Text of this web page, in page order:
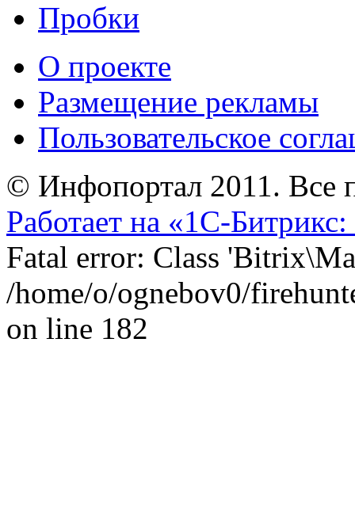
Пробки
О проекте
Размещение рекламы
Пользовательское
© Инфопортал 2011. Все
Работает на «1С-
Fatal error: Class
/home/o/ognebov0/
on line 182